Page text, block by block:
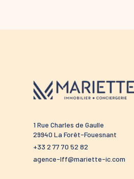
1 Rue Charles de Gaulle
29940 La Forêt-Fouesnant
+33 2 77 70 52 82
agence-lff@mariette-ic.com